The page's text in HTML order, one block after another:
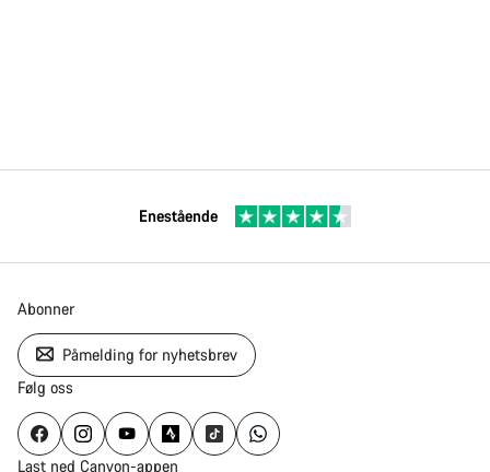
Enestående
Abonner
Påmelding for nyhetsbrev
Følg oss
Last ned Canyon-appen